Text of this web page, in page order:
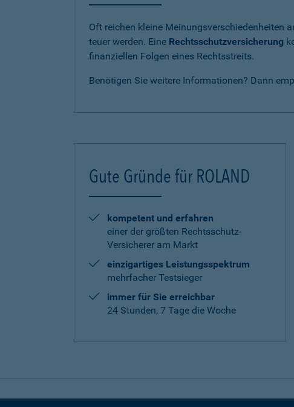
Oft reichen kleine Meinungsverschiedenheiten
teuer werden. Eine Rechtsschutzversicherung
finanziellen Folgen eines Rechtsstreits.
Benötigen Sie weitere Informationen? Dann
Gute Gründe für ROLAND
kompetent und erfahren
einer der größten Rechtsschutz-
Versicherer am Markt
einzigartiges Leistungsspektrum
mehrfacher Testsieger
immer für Sie erreichbar
24 Stunden, 7 Tage die Woche